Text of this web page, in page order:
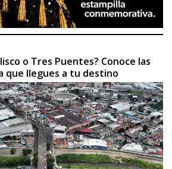
o Tres Puentes? Conoce las
que llegues a tu destino